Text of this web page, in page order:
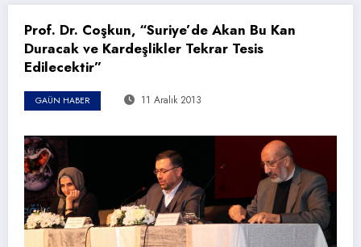
Prof. Dr. Coşkun, “Suriye’de Akan Bu Kan
Duracak ve Kardeşlikler Tekrar Tesis
Edilecektir”
GAÜN HABER 11 Aralık 2013